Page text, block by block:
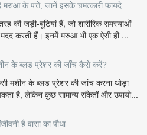
मरुआ के पत्ते, जानें इसके चमत्कारी फायदे
की जड़ी-बूटियां हैं, जो शारीरिक समस्याओं
करती हैं। इनमें मरुआ भी एक ऐसी ही ...
के ब्लड प्रेशर की जाँच कैसे करें?
मशीन के ब्लड प्रेशर की जांच करना थोड़ा
है, लेकिन कुछ सामान्य संकेतों और उपायो...
है वासा का पौधा